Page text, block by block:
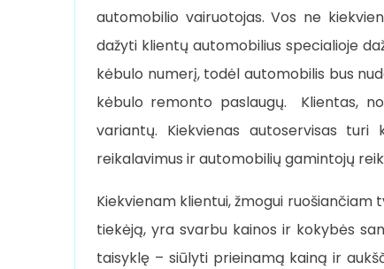
automobilio vairuotojas. Vos ne
dažyti klientų automobilius specialioje
kėbulo numerį, todėl automobilis bus
kėbulo remonto paslaugų. Klientas,
variantų. Kiekvienas autoservisas turi
reikalavimus ir automobilių gamintojų
Kiekvienam klientui, žmogui
tiekėją, yra svarbu kainos ir kokybės
taisyklę – siūlyti prieinamą kainą ir